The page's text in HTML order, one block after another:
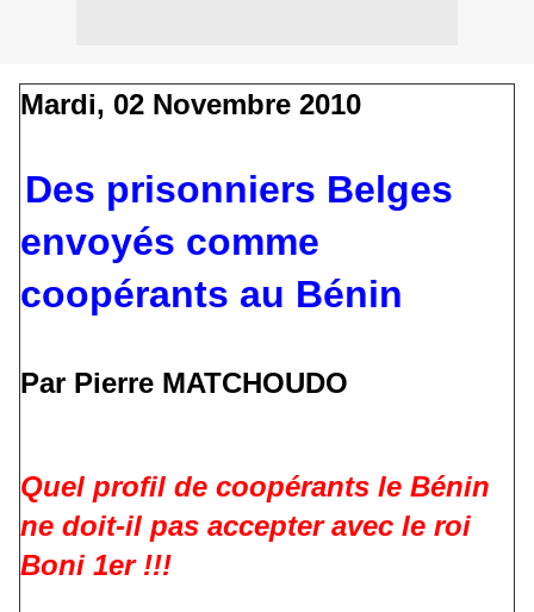
Mardi, 02 Novembre 2010
Des prisonniers Belges
envoyés comme
coopérants au Bénin
Par Pierre MATCHOUDO
Quel profil de coopérants le Bénin
ne doit-il pas accepter avec le roi
Boni 1er !!!